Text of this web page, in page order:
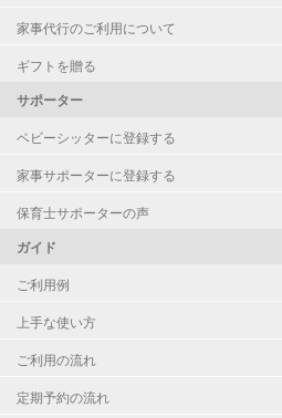
家事代行のご利用について
ギフトを贈る
サポーター
ベビーシッターに登録する
家事サポーターに登録する
保育士サポーターの声
ガイド
ご利用例
上手な使い方
ご利用の流れ
定期予約の流れ